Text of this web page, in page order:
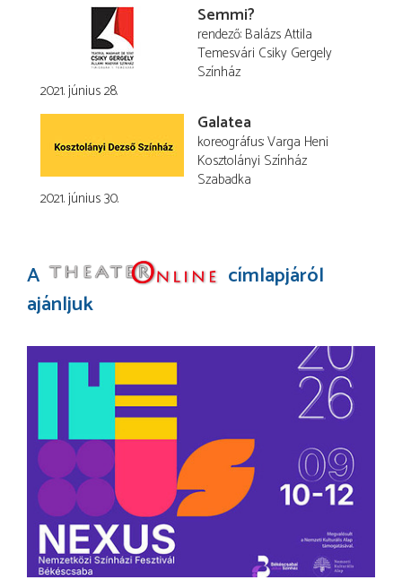
Semmi?
rendező Balázs Attila
Temesvári Csiky Gergely
Színház
2021. június 28.
Galatea
koreográfus Varga Heni
Kosztolányi Színház
Szabadka
2021. június 30.
A
címlapjáról
ajánljuk